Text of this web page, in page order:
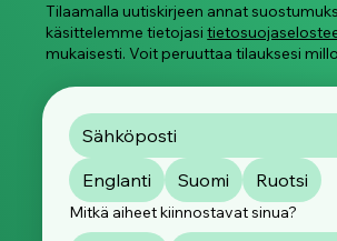
Tilaamalla uutiskirjeen annat
käsittelemme tietojasi
mukaisesti. Voit peruuttaa tilauksesi
Englanti Suomi Ruotsi
Mitkä aiheet kiinnostavat sinua?